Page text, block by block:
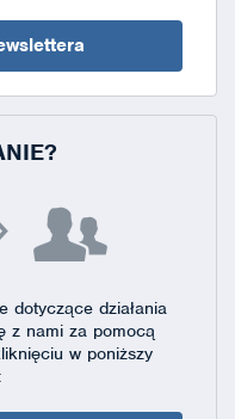
dotyczące działania
z nami za pomocą
w poniższy